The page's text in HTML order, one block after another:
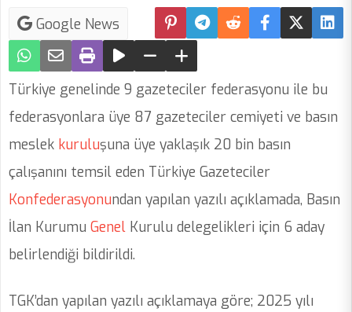
Google News
Türkiye genelinde 9 gazeteciler federasyonu ile bu
federasyonlara üye 87 gazeteciler cemiyeti ve basın
meslek kuruluşuna üye yaklaşık 20 bin basın
çalışanını temsil eden Türkiye Gazeteciler
Konfederasyonundan yapılan yazılı açıklamada, Basın
İlan Kurumu Genel Kurulu delegelikleri için 6 aday
belirlendiği bildirildi.
TGK’dan yapılan yazılı açıklamaya göre; 2025 yılı